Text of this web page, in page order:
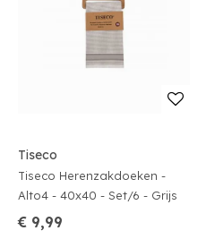
Tiseco
Tiseco Herenzakdoeken -
Alto4 - 40x40 - Set/6 - Grijs
€ 9,99